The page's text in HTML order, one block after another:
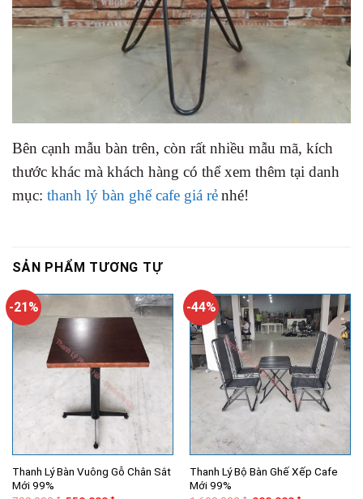
Bên cạnh mẫu bàn trên, còn rất nhiều mẫu mã, kích
thước khác mà khách hàng có thể xem thêm tại danh
mục: thanh lý bàn ghế cafe giá rẻnhé!
SẢN PHẨM TƯƠNG TỰ
-21%
Thanh Lý Bàn Vuông Gỗ Chân Sắt
Mới 99%
-44%
Thanh Lý Bộ Bàn Ghế Xếp Cafe
Mới 99%